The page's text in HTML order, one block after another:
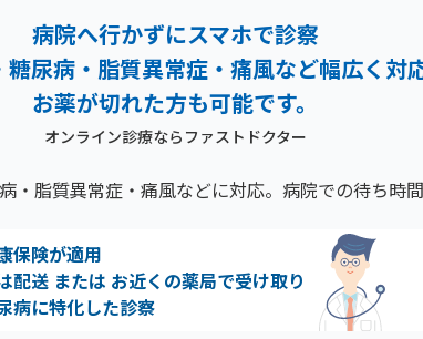
病院へ行かずにスマホで診察
糖尿病・脂質異常症・痛風など幅広く対
お薬が切れた方も可能です。
オンライン診療ならファストドクター
脂質異常症・痛風などに対応。病院での待ち時
保険が適用
配送 または お近くの薬局で受け取り
病に特化した診察